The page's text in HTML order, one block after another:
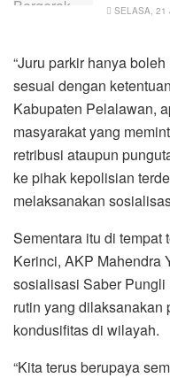
SELASA, 21
“Juru parkir hanya
sesuai dengan
Kabupaten Pelalawan,
masyarakat yang
retribusi ataupun
ke pihak kepolisian
melaksanakan
Sementara itu di tempat
Kerinci, AKP Mahendra
sosialisasi Saber
rutin yang dilaksanakan
kondusifitas di wilayah.
“Kita terus berupaya